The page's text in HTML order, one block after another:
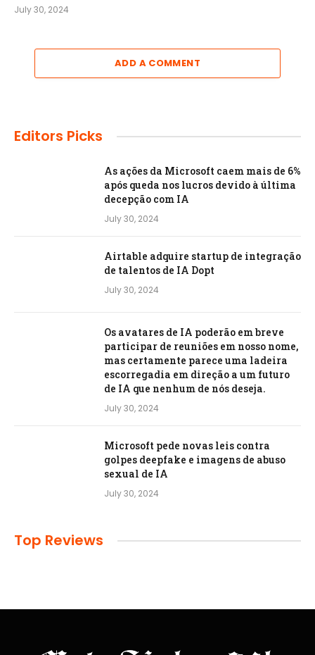
July 30, 2024
ADD A COMMENT
Editors Picks
As ações da Microsoft caem mais de 6%
após queda nos lucros devido à última
decepção com IA
July 30, 2024
Airtable adquire startup de integração
de talentos de IA Dopt
July 30, 2024
Os avatares de IA poderão em breve
participar de reuniões em nosso nome,
mas certamente parece uma ladeira
escorregadia em direção a um futuro
de IA que nenhum de nós deseja.
July 30, 2024
Microsoft pede novas leis contra
golpes deepfake e imagens de abuso
sexual de IA
July 30, 2024
Top Reviews